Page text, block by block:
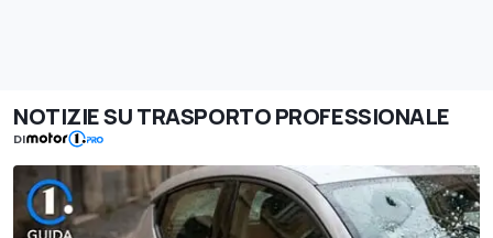
NOTIZIE SU TRASPORTO PROFESSIONALE
DI